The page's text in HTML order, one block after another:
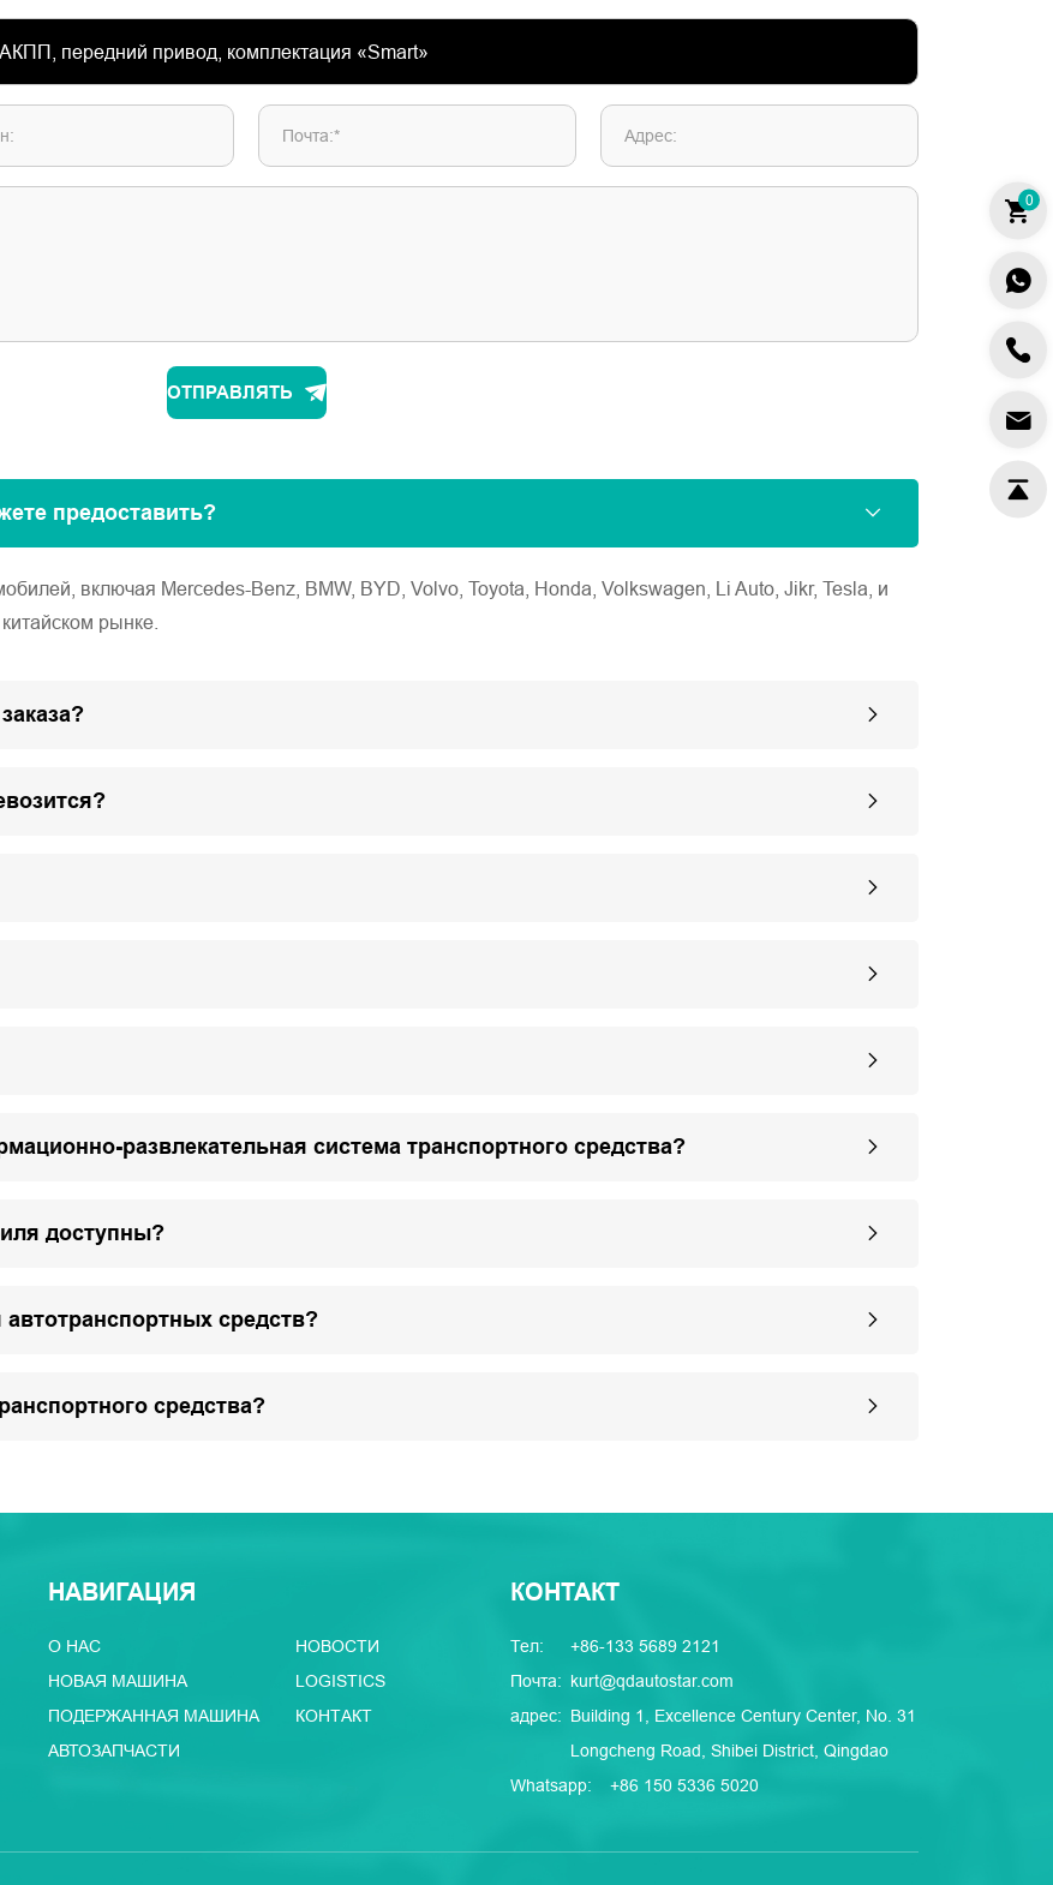
Почта:* Адрес:
ОТПРАВЛЯТЬ
предоставить?
включая Mercedes-Benz, BMW, BYD, Volvo, Toyota, Honda, Volkswagen, Li Auto, Jikr, Tesla, и
рынке.
развлекательная система транспортного средства?
доступны?
средств?
средства?
НАВИГАЦИЯ
О НАС
НОВАЯ МАШИНА
ПОДЕРЖАННАЯ МАШИНА
АВТОЗАПЧАСТИ
НОВОСТИ
LOGISTICS
КОНТАКТ
КОНТАКТ
Тел:
+86-133 5689 2121
Почта: kurt@qdautostar.com
адрес: Building 1, Excellence Century Center, No. 31
Longcheng Road, Shibei District, Qingdao
Whatsapp:
+86 150 5336 5020
0